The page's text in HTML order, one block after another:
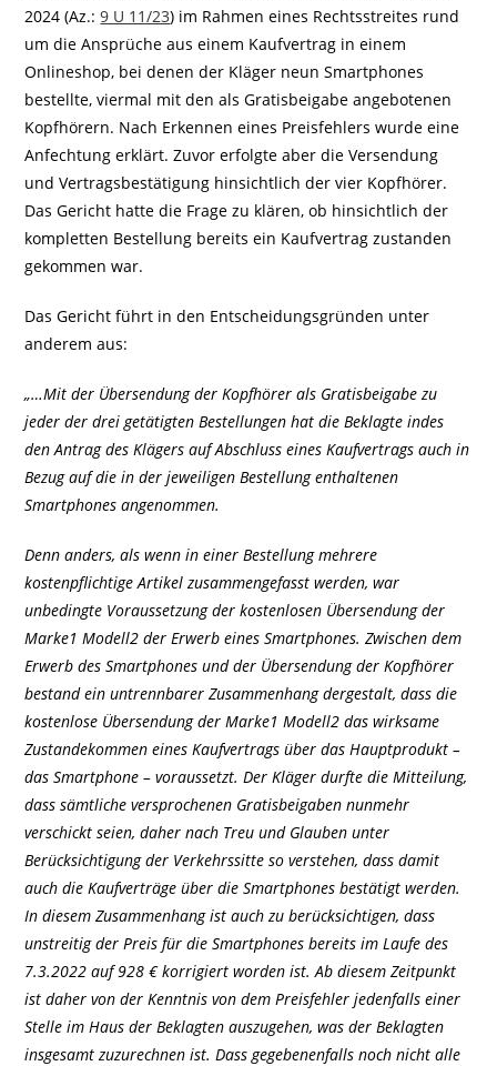
2024 (Az.:9 U 11/23) im Rahmen eines Rechtsstreites rund
um die Ansprüche aus einem Kaufvertrag in einem
Onlineshop, bei denen der Kläger neun Smartphones
bestellte, viermal mit den als Gratisbeigabe angebotenen
Kopfhörern. Nach Erkennen eines Preisfehlers wurde eine
Anfechtung erklärt. Zuvor erfolgte aber die Versendung
und Vertragsbestätigung hinsichtlich der vier Kopfhörer.
Das Gericht hatte die Frage zu klären, ob hinsichtlich der
kompletten Bestellung bereits ein Kaufvertrag zustanden
gekommen war.
Das Gericht führt in den Entscheidungsgründen unter
anderem aus:
„…Mit der Übersendung der Kopfhörer als Gratisbeigabe zu
jeder der drei getätigten Bestellungen hat die Beklagte indes
den Antrag des Klägers auf Abschluss eines Kaufvertrags auch in
Bezug auf die in der jeweiligen Bestellung enthaltenen
Smartphones angenommen.
Denn anders, als wenn in einer Bestellung mehrere
kostenpflichtige Artikel zusammengefasst werden, war
unbedingte Voraussetzung der kostenlosen Übersendung der
Marke1 Modell2 der Erwerb eines Smartphones. Zwischen dem
Erwerb des Smartphones und der Übersendung der Kopfhörer
bestand ein untrennbarer Zusammenhang dergestalt, dass die
kostenlose Übersendung der Marke1 Modell2 das wirksame
Zustandekommen eines Kaufvertrags über das Hauptprodukt –
das Smartphone – voraussetzt. Der Kläger durfte die Mitteilung,
dass sämtliche versprochenen Gratisbeigaben nunmehr
verschickt seien, daher nach Treu und Glauben unter
Berücksichtigung der Verkehrssitte so verstehen, dass damit
auch die Kaufverträge über die Smartphones bestätigt werden.
In diesem Zusammenhang ist auch zu berücksichtigen, dass
unstreitig der Preis für die Smartphones bereits im Laufe des
7.3.2022 auf 928 € korrigiert worden ist. Ab diesem Zeitpunkt
ist daher von der Kenntnis von dem Preisfehler jedenfalls einer
Stelle im Haus der Beklagten auszugehen, was der Beklagten
insgesamt zuzurechnen ist. Dass gegebenenfalls noch nicht alle